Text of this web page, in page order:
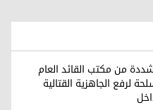
من مكتب القائد العام
لرفع الجاهزية القتالية